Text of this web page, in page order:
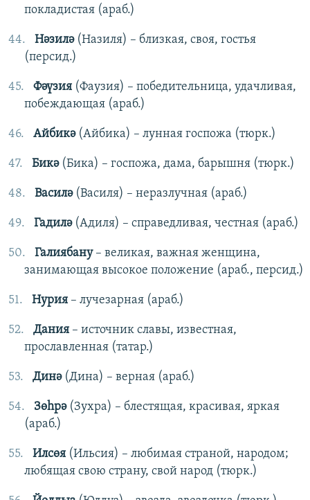
покладистая (араб.)
Нәзилә (Назиля) – близкая, своя, гостья
(персид.)
Фәүзия (Фаузия) – победительница, удачливая,
побеждающая (араб.)
Айбикә (Айбика) – лунная госпожа (тюрк.)
Бикә (Бика) – госпожа, дама, барышня (тюрк.)
Василә (Василя) – неразлучная (араб.)
Гадилә (Адиля) – справедливая, честная (араб.)
Галиябану – великая, важная женщина,
занимающая высокое положение (араб., персид.)
Нурия – лучезарная (араб.)
Дания – источник славы, известная,
прославленная (татар.)
Динә (Дина) – верная (араб.)
Зөһрә (Зухра) – блестящая, красивая, яркая
(араб.)
Илсөя (Ильсия) – любимая страной, народом;
любящая свою страну, свой народ (тюрк.)